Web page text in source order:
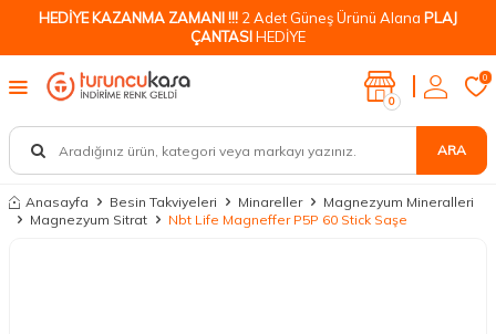
HEDİYE KAZANMA ZAMANI !!! 2 Adet Güneş Ürünü Alana PLAJ
ÇANTASIHEDİYE
ARA
0
0
Anasayfa Besin Takviyeleri Minareller
Magnezyum Mineralleri
Magnezyum Sitrat
Nbt Life Magneffer P5P 60 Stick Saşe